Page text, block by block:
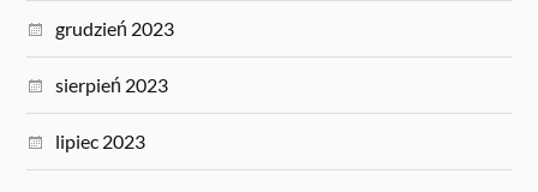
grudzień 2023
sierpień 2023
lipiec 2023